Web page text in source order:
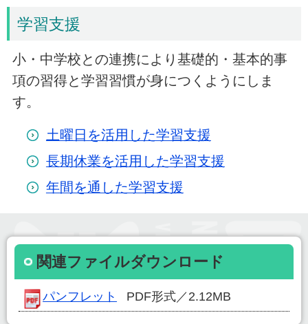
学習支援
小・中学校との連携により基礎的・基本的事
項の習得と学習習慣が身につくようにしま
す。
土曜日を活用した学習支援
長期休業を活用した学習支援
年間を通した学習支援
関連ファイルダウンロード
パンフレット PDF形式／2.12MB